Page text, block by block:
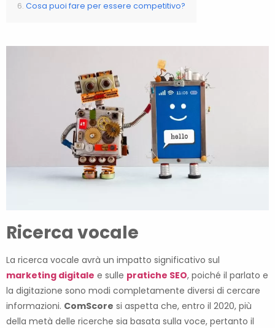
Cosa puoi fare per essere competitivo?
Ricerca vocale
La ricerca vocale avrà un impatto significativo sul
marketing digitale e sulle pratiche SEO, poiché il parlato e
la digitazione sono modi completamente diversi di cercare
informazioni. ComScore si aspetta che, entro il 2020, più
della metà delle ricerche sia basata sulla voce, pertanto il